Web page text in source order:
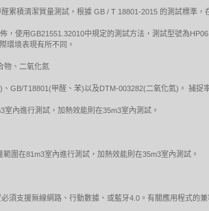
累積清潔質量測試，根據 GB / T 18801-2015 的測試標準
，使用GB21551.32010中規定的測試方法，測試型號為
環境表現有所不同。
物、二氧化氮
GB/T18801(甲醛、苯)以及DTM-003282(二氧化氮)。 捕捉
室內進行測試，加熱效能則在35m3室內測試。
圍在81m3室內進行測試，加熱效能則在35m3室內測試。
須支援無線網路、行動數據、或藍牙4.0。有關應用程式的